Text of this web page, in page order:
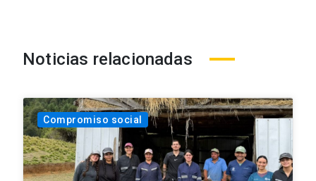
Noticias relacionadas
Compromiso social